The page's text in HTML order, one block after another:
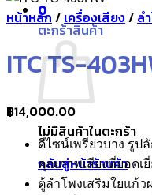
0
ตะกร้าสินค้า
ไม่มีสินค้าในตะกร้า
กลับสู่หน้าร้านค้า
หน้าหลัก / เครื่องเสียง/ ล
ITC TS-
฿14,000.00
ดีไซน์เพรียวบาง รูป
คุณภาพเสียงที่ยอดเยี่
ตู้ลำโพงเสริมใยแก้